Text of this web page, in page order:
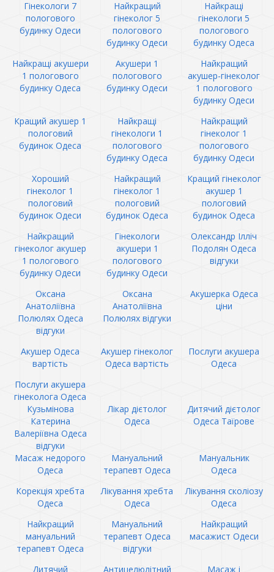
Гінекологи 7
пологового
будинку Одеси
Найкращий
гінеколог 5
пологового
будинку Одеси
Найкращі
гінекологи 5
пологового
будинку Одеса
Найкращі акушери
1 пологового
будинку Одеса
Акушери 1
пологового
будинку Одеси
Найкращий
акушер-гінеколог
1 пологового
будинку Одеси
Кращий акушер 1
пологовий
будинок Одеса
Найкращі
гінекологи 1
пологового
будинку Одеса
Найкращий
гінеколог 1
пологового
будинку Одеси
Хороший
гінеколог 1
пологовий
будинок Одеси
Найкращий
гінеколог 1
пологовий
будинок Одеса
Кращий гінеколог
акушер 1
пологовий
будинок Одеса
Найкращий
гінеколог акушер
1 пологового
будинку Одеси
Гінекологи
акушери 1
пологового
будинку Одеси
Олександр Ілліч
Подолян Одеса
відгуки
Оксана
Анатоліївна
Полюлях Одеса
відгуки
Оксана
Анатоліївна
Полюлях відгуки
Акушерка Одеса
ціни
Акушер Одеса
вартість
Акушер гінеколог
Одеса вартість
Послуги акушера
Одеса
Послуги акушера
гінеколога Одеса
Кузьмінова
Катерина
Валеріївна Одеса
відгуки
Лікар дієтолог
Одеса
Дитячий дієтолог
Одеса Таїрове
Масаж недорого
Одеса
Мануальний
терапевт Одеса
Мануальник
Одеса
Корекція хребта
Одеса
Лікування хребта
Одеса
Лікування сколіозу
Одеса
Найкращий
мануальний
терапевт Одеса
Мануальний
терапевт Одеса
відгуки
Найкращий
масажист Одеси
Дитячий Антицелюлітний Масаж і